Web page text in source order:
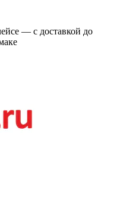
— с доставкой до